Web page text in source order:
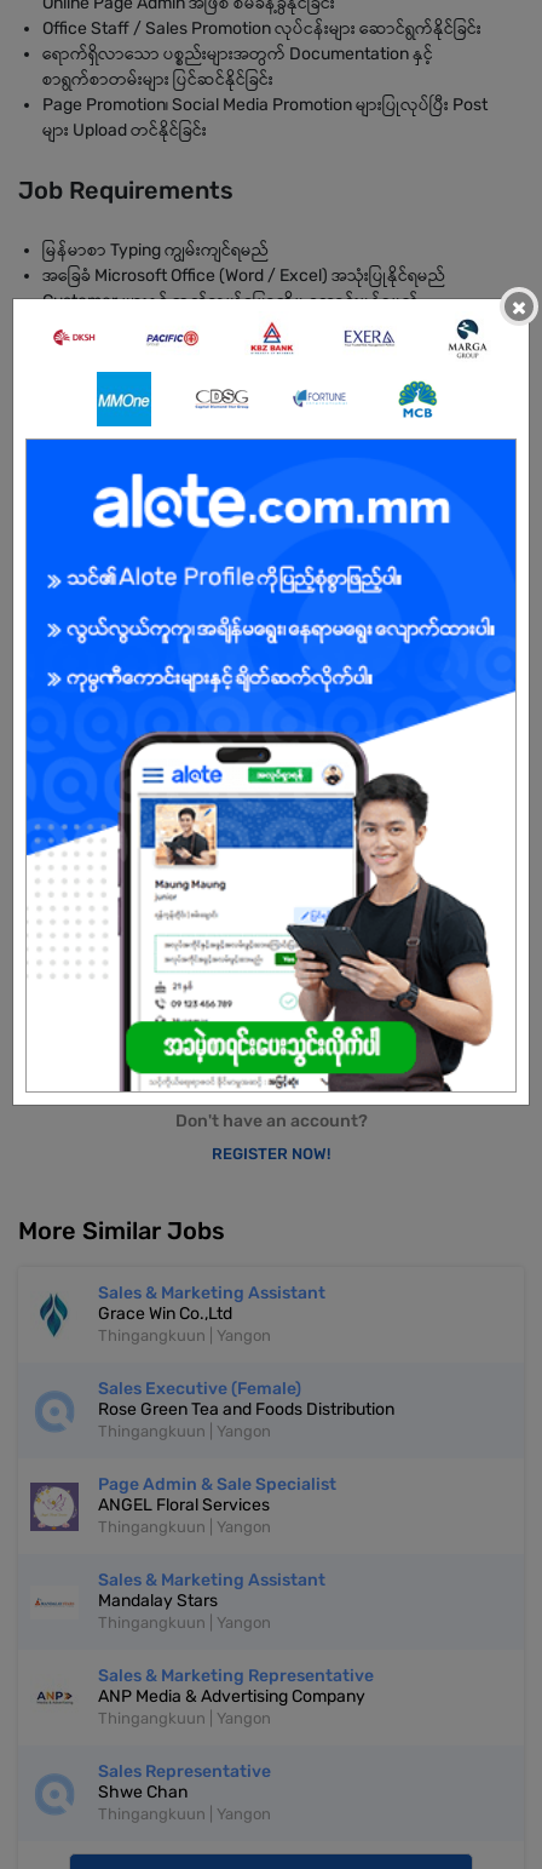
Office Staff / Sales Promotion လုပ်ငန်းများ ဆောင်ရွက်နိုင်ခြင်း
ရောက်ရှိလာသော ပစ္စည်းများအတွက် Documentation နှင့်
စာရွက်စာတမ်းများ ပြင်ဆင်နိုင်ခြင်း
Page Promotion၊ Social Media Promotion များပြုလုပ်ပြီး Post
များ Upload တင်နိုင်ခြင်း
Job Requirements
မြန်မာစာ Typing ကျွမ်းကျင်ရမည်
အခြေခံ Microsoft Office (Word / Excel) အသုံးပြုနိုင်ရမည်
Customer များနှင့် ဆက်သွယ်ပြောဆိုမှု ကောင်းမွန်ရမည်
အခြေခံ Electronic ပညာဗဟုသုတရှိရမည်
BENEFITS
- Seasonal bonus
- Learning opportunity for export / import practices
Open To : Male/Female
Already Expired
Don't have an account?
REGISTER NOW!
More Similar Jobs
Sales & Marketing Assistant
Grace Win Co.,Ltd
Thingangkuun | Yangon
Sales Executive (Female)
Rose Green Tea and Foods Distribution
Thingangkuun | Yangon
Page Admin & Sale Specialist
ANGEL Floral Services
Thingangkuun | Yangon
Sales & Marketing Assistant
Mandalay Stars
Thingangkuun | Yangon
Sales & Marketing Representative
ANP Media & Advertising Company
Thingangkuun | Yangon
Sales Representative
Shwe Chan
Thingangkuun | Yangon
×